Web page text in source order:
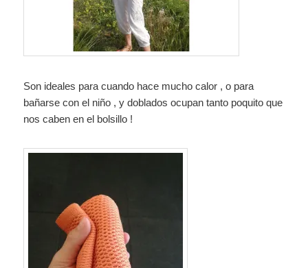
Son ideales para cuando hace mucho calor , o para
bañarse con el niño , y doblados ocupan tanto poquito que
nos caben en el bolsillo !